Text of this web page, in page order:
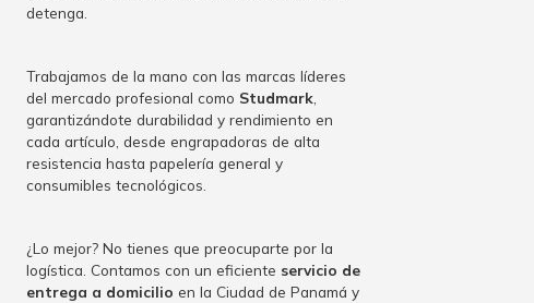
detenga.
Trabajamos de la mano con las marcas líderes
del mercado profesional como Studmark,
garantizándote durabilidad y rendimiento en
cada artículo, desde engrapadoras de alta
resistencia hasta papelería general y
consumibles tecnológicos.
¿Lo mejor? No tienes que preocuparte por la
logística. Contamos con un eficiente servicio de
entrega a domicilio en la Ciudad de Panamá y